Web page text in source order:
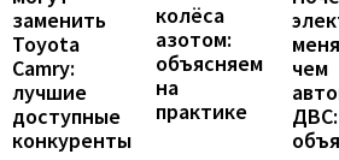
заменить
Toyota
Camry:
лучшие
доступные
конкуренты
колёса
азотом:
объясняем
на
практике
чем
ДВС: